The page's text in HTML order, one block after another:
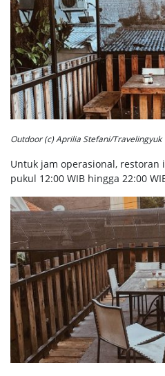
Outdoor (c) Aprilia Stefani/Travelingyuk
Untuk jam operasional,
pukul 12:00 WIB hingga 22:00